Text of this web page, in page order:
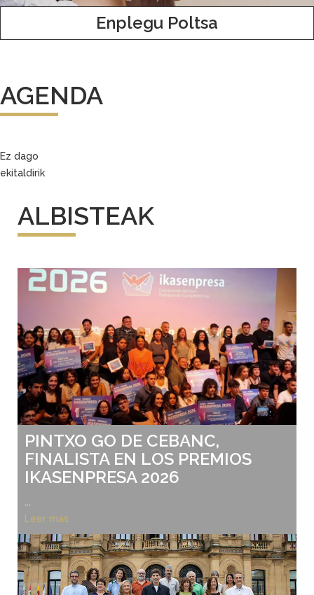
Enplegu Poltsa
AGENDA
Ez dago
ekitaldirik
ALBISTEAK
PINTXO GO DE CEBANC,
FINALISTA EN LOS PREMIOS
IKASENPRESA 2026
Leer más